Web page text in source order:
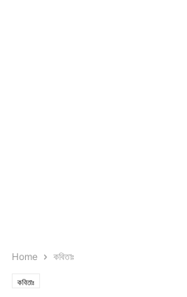
Home কবিতাঃ
কবিতাঃ